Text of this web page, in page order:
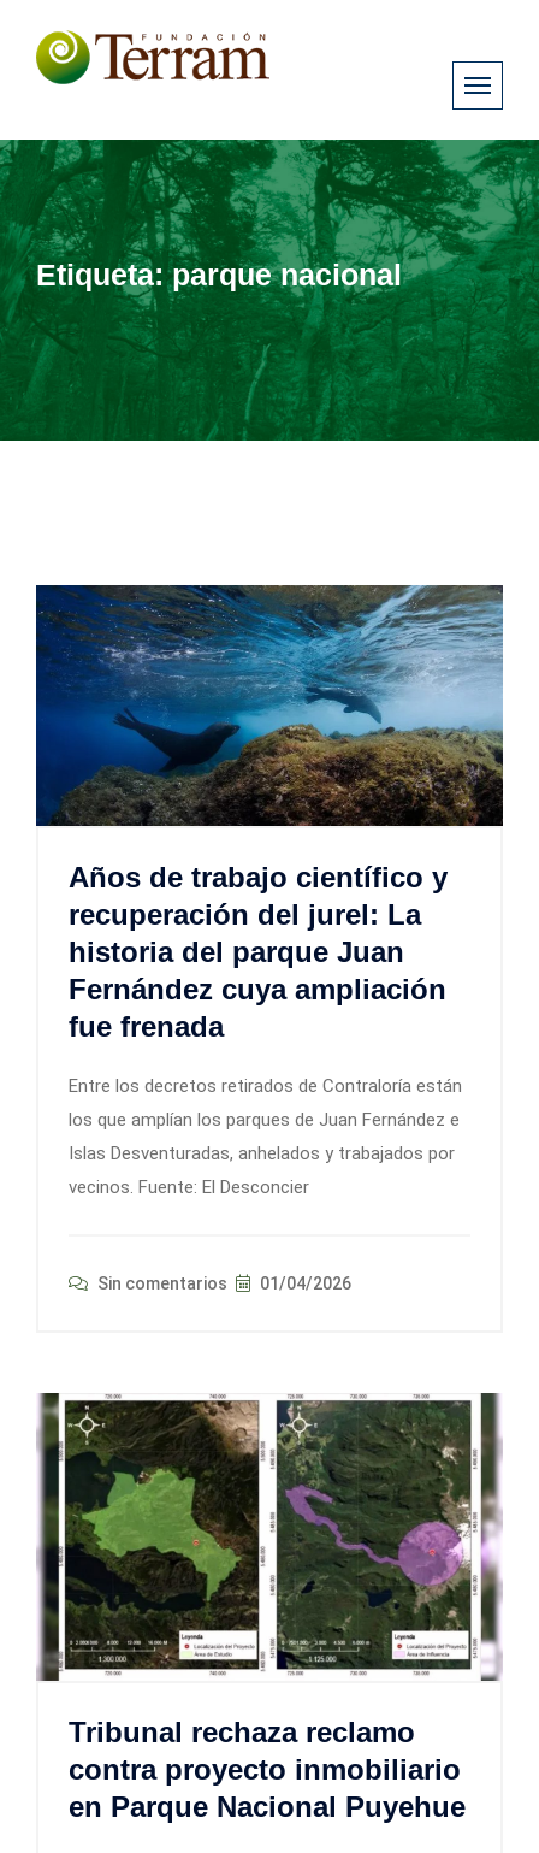
Etiqueta:parque nacional
Años de trabajo científico y
recuperación del jurel: La
historia del parque Juan
Fernández cuya ampliación
fue frenada
Entre los decretos retirados de Contraloría están
los que amplían los parques de Juan Fernández e
Islas Desventuradas, anhelados y trabajados por
vecinos. Fuente: El Desconcier
Sin comentarios 01/04/2026
Tribunal rechaza reclamo
contra proyecto inmobiliario
en Parque Nacional Puyehue